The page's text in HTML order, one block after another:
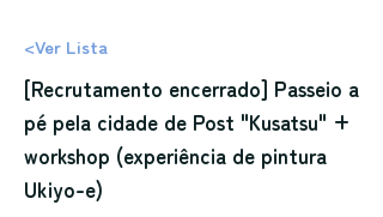
<Ver Lista
[Recrutamento encerrado] Passeio a
pé pela cidade de Post "Kusatsu" +
workshop (experiência de pintura
Ukiyo-e)